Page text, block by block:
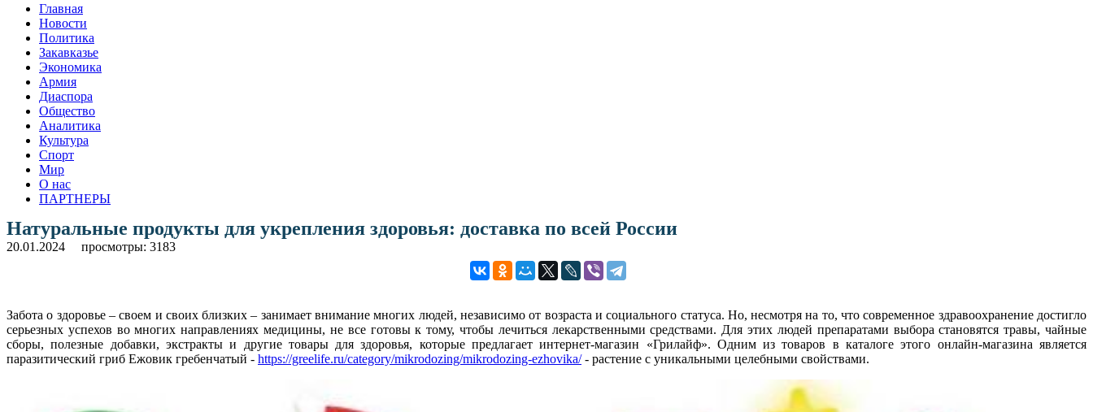
Главная
Новости
Политика
Закавказье
Экономика
Армия
Диаспора
Общество
Аналитика
Культура
Спорт
Мир
О нас
ПАРТНЕРЫ
Натуральные продукты для укрепления здоровья: доставка по всей России
20.01.2024 просмотры: 3183
Забота о здоровье – своем и своих близких – занимает внимание многих людей, независимо от возраста и социального статуса. Но, несмотря на то, что современное здравоохранение достигло
серьезных успехов во многих направлениях медицины, не все готовы к тому, чтобы лечиться лекарственными средствами. Для этих людей препаратами выбора становятся травы, чайные
сборы, полезные добавки, экстракты и другие товары для здоровья, которые предлагает интернет-магазин «Грилайф». Одним из товаров в каталоге этого онлайн-магазина является
паразитический гриб Ежовик гребенчатый - https://greelife.ru/category/mikrodozing/mikrodozing-ezhovika/- растение с уникальными целебными свойствами.